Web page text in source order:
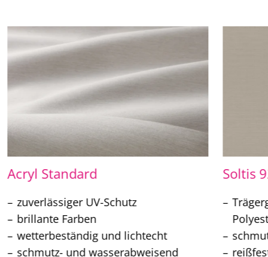
Acryl Standard
zuverlässiger UV-Schutz
brillante Farben
wetterbeständig und lichtecht
schmutz- und wasserabweisend
Soltis